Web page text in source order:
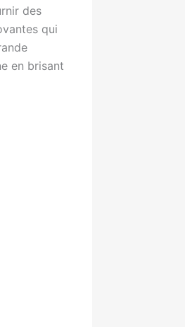
des
qui
en brisant